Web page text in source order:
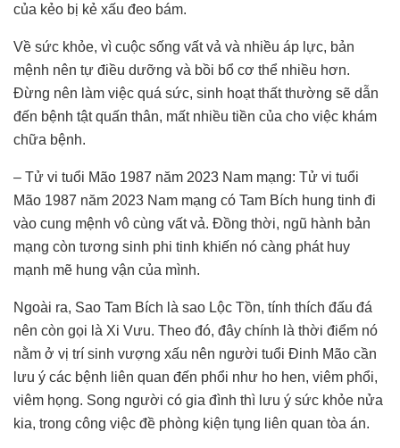
của kẻo bị kẻ xấu đeo bám.
Về sức khỏe, vì cuộc sống vất vả và nhiều áp lực, bản
mệnh nên tự điều dưỡng và bồi bổ cơ thể nhiều hơn.
Đừng nên làm việc quá sức, sinh hoạt thất thường sẽ dẫn
đến bệnh tật quấn thân, mất nhiều tiền của cho việc khám
chữa bệnh.
– Tử vi tuổi Mão 1987 năm 2023 Nam mạng: Tử vi tuổi
Mão 1987 năm 2023 Nam mạng có Tam Bích hung tinh đi
vào cung mệnh vô cùng vất vả. Đồng thời, ngũ hành bản
mạng còn tương sinh phi tinh khiến nó càng phát huy
mạnh mẽ hung vận của mình.
Ngoài ra, Sao Tam Bích là sao Lộc Tồn, tính thích đấu đá
nên còn gọi là Xi Vưu. Theo đó, đây chính là thời điểm nó
nằm ở vị trí sinh vượng xấu nên người tuổi Đinh Mão cần
lưu ý các bệnh liên quan đến phổi như ho hen, viêm phổi,
viêm họng. Song người có gia đình thì lưu ý sức khỏe nửa
kia, trong công việc đề phòng kiện tụng liên quan tòa án.